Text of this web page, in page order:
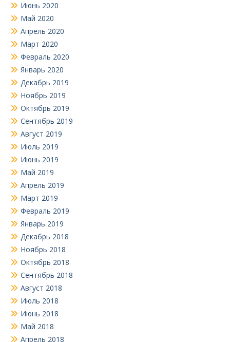
Июнь 2020
Май 2020
Апрель 2020
Март 2020
Февраль 2020
Январь 2020
Декабрь 2019
Ноябрь 2019
Октябрь 2019
Сентябрь 2019
Август 2019
Июль 2019
Июнь 2019
Май 2019
Апрель 2019
Март 2019
Февраль 2019
Январь 2019
Декабрь 2018
Ноябрь 2018
Октябрь 2018
Сентябрь 2018
Август 2018
Июль 2018
Июнь 2018
Май 2018
Апрель 2018